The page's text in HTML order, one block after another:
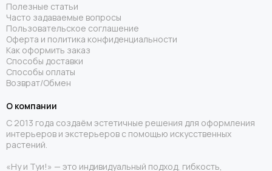
Полезные статьи
Часто задаваемые вопросы
Пользовательское соглашение
Оферта и политика конфиденциальности
Как оформить заказ
Способы доставки
Способы оплаты
Возврат/Обмен
О компании
С 2013 года создаём эстетичные решения для оформления
интерьеров и экстерьеров с помощью искусственных
растений.
«Ну и Туи!» — это индивидуальный подход, гибкость,